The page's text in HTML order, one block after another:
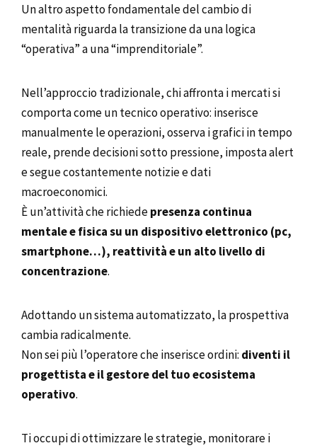
Un altro aspetto fondamentale del cambio di
mentalità riguarda la transizione da una logica
“operativa” a una “imprenditoriale”.
Nell’approccio tradizionale, chi affronta i mercati si
comporta come un tecnico operativo: inserisce
manualmente le operazioni, osserva i grafici in tempo
reale, prende decisioni sotto pressione, imposta alert
e segue costantemente notizie e dati
macroeconomici.
È un’attività che richiedepresenza continua
mentale e fisica su un dispositivo elettronico (pc,
smartphone…), reattività e un alto livello di
concentrazione.
Adottando un sistema automatizzato, la prospettiva
cambia radicalmente.
Non sei più l’operatore che inserisce ordini: diventi il
progettista e il gestore del tuo ecosistema
operativo.
Ti occupi di ottimizzare le strategie, monitorare i